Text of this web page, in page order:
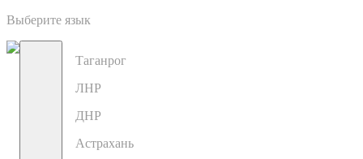
Выберите язык
Таганрог
ЛНР
ДНР
Астрахань